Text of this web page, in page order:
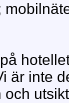
är inte